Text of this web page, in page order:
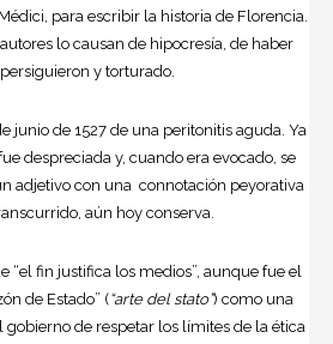
para escribir la historia de Florencia.
lo causan de hipocresía, de haber
y torturado.
junio de 1527 de una peritonitis aguda. Ya
despreciada y, cuando era evocado, se
adjetivo con una connotación peyorativa
aún hoy conserva.
“el fin justifica los medios”, aunque fue el
de Estado” (“arte del stato”) como una
de respetar los límites de la ética